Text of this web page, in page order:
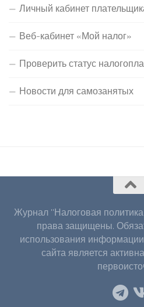
Личный кабинет
Веб-кабинет «Мой налог»
Проверить статус
Новости для самозанятых
Журнал "Налоговая
права защищены.
использования
сайта является